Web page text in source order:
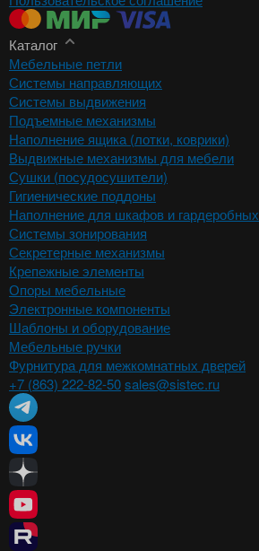
Каталог
Мебельные петли
Системы направляющих
Системы выдвижения
Подъемные механизмы
Наполнение ящика (лотки, коврики)
Выдвижные механизмы для мебели
Сушки (посудосушители)
Гигиенические поддоны
Наполнение для шкафов и гардеробных
Системы зонирования
Секретерные механизмы
Крепежные элементы
Опоры мебельные
Электронные компоненты
Шаблоны и оборудование
Мебельные ручки
Фурнитура для межкомнатных дверей
+7 (863) 222-82-50sales@sistec.ru